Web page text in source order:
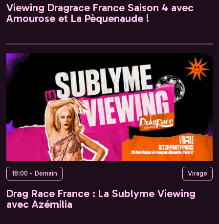
Viewing Dragrace France Saison 4 avec
Amourose et La Pèquenaude !
18:00 - Demain Virage
Drag Race France : La Sublyme Viewing
avec Azémilia